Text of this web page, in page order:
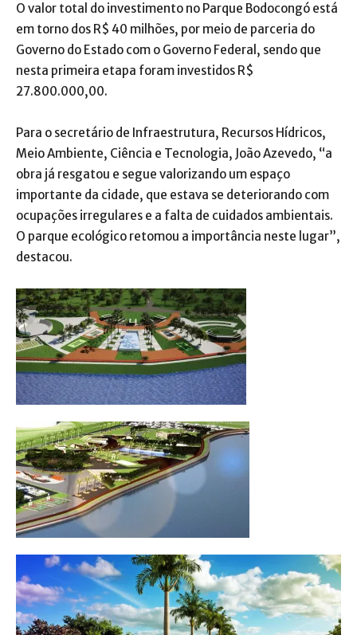
O valor total do investimento no Parque Bodocongó está
em torno dos R$ 40 milhões, por meio de parceria do
Governo do Estado com o Governo Federal, sendo que
nesta primeira etapa foram investidos R$
27.800.000,00.
Para o secretário de Infraestrutura, Recursos Hídricos,
Meio Ambiente, Ciência e Tecnologia, João Azevedo, “a
obra já resgatou e segue valorizando um espaço
importante da cidade, que estava se deteriorando com
ocupações irregulares e a falta de cuidados ambientais.
O parque ecológico retomou a importância neste lugar”,
destacou.